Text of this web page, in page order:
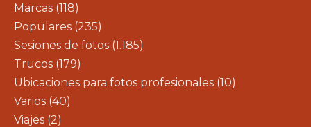
Marcas (118)
Populares (235)
Sesiones de fotos (1.185)
Trucos (179)
Ubicaciones para fotos profesionales (10)
Varios (40)
Viajes (2)